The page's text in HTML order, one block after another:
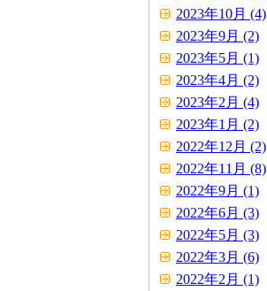
2023年10月 (4)
2023年9月 (2)
2023年5月 (1)
2023年4月 (2)
2023年2月 (4)
2023年1月 (2)
2022年12月 (2)
2022年11月 (8)
2022年9月 (1)
2022年6月 (3)
2022年5月 (3)
2022年3月 (6)
2022年2月 (1)